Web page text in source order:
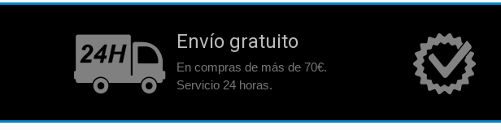
Envío gratuito
En compras de más de 70€.
Servicio 24 horas.